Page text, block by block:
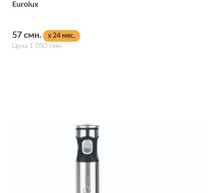
Eurolux
57 смн.
x 24 мес.
Цена 1 050 смн.